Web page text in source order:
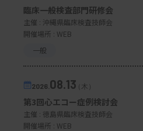
臨床一般検査部門研修会
主催 : 沖縄県臨床検査技師会
開催場所 : WEB
一般
2026. 08.13（木）
第3回心エコー症例検討会
主催 : 徳島県臨床検査技師会
開催場所 : WEB